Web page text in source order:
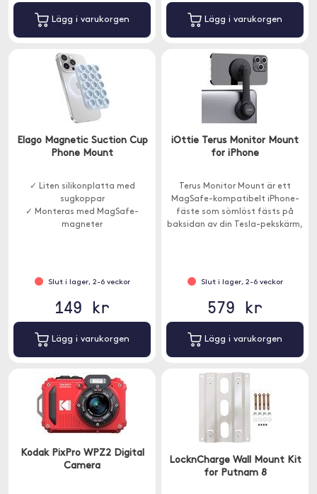
Lägg i varukorgen Lägg i varukorgen
Elago Magnetic Suction Cup
Phone Mount
✓ Liten silikonplatta med
sugkoppar
✓ Monteras med MagSafe-
magneter
Slut i lager, 2-6 veckor
149 kr
Lägg i varukorgen
iOttie Terus Monitor Mount
for iPhone
Terus Monitor Mount är ett
MagSafe-kompatibelt iPhone-
fäste som sömlöst fästs på
baksidan av din Tesla-pekskärm,
Slut i lager, 2-6 veckor
579 kr
Lägg i varukorgen
Kodak PixPro WPZ2 Digital
Camera
LocknCharge Wall Mount Kit
for Putnam 8